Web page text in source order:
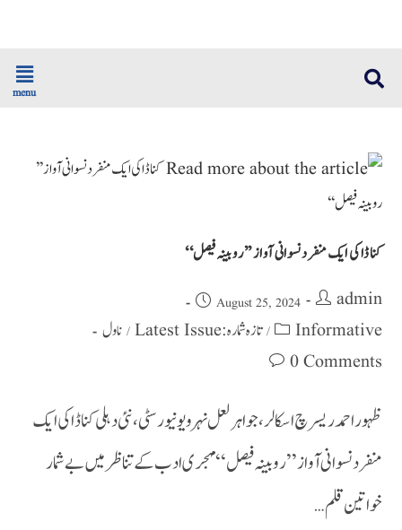
menu
کناڈا کی ایک منفرد نسوانی آواز ’’ روبینہ فیصل‘‘
admin
August 25, 2024
Informative
/ تازہ شمارہ : Latest Issue / ناول
0 Comments
ظہور احمد ریسرچ اسکالر، جواہر لعل نہرو یونیورسٹی، نئی دہلی کناڈا کی ایک
منفرد نسوانی آواز ’’ روبینہ فیصل‘‘ مہجری ادب کے تناظر میں بے شمار
خواتین قلم…